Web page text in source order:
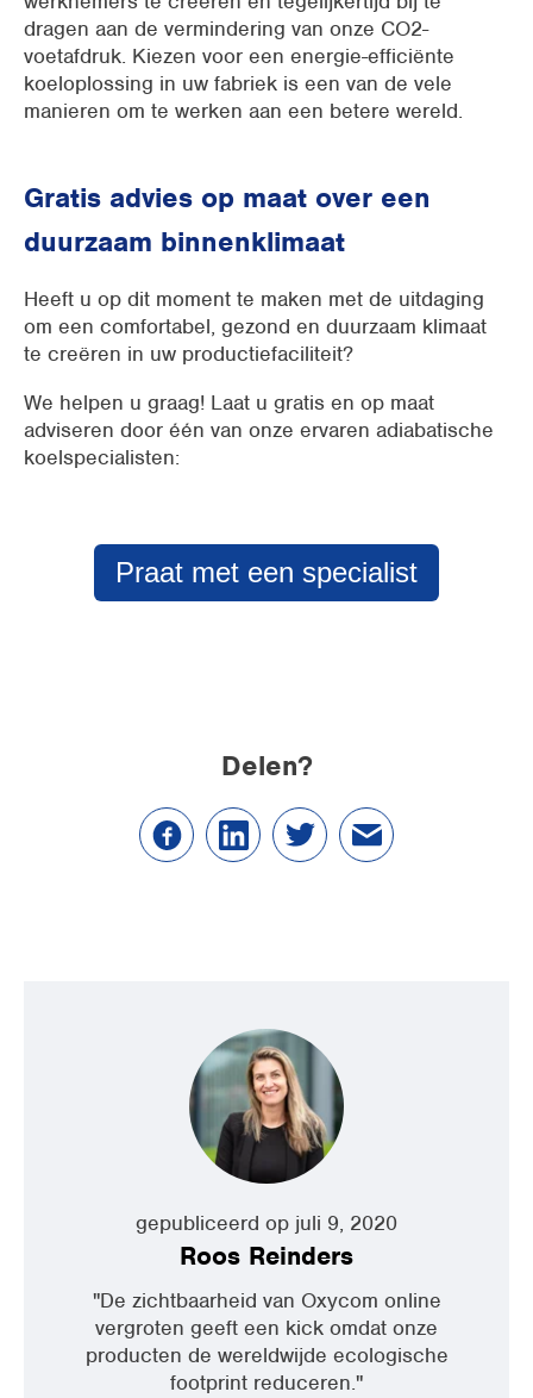
dragen aan de vermindering van onze CO2-
voetafdruk. Kiezen voor een energie-efficiënte
koeloplossing in uw fabriek is een van de vele
manieren om te werken aan een betere wereld.
Gratis advies op maat over een
duurzaam binnenklimaat
Heeft u op dit moment te maken met de uitdaging
om een comfortabel, gezond en duurzaam klimaat
te creëren in uw productiefaciliteit?
We helpen u graag! Laat u gratis en op maat
adviseren door één van onze ervaren adiabatische
koelspecialisten:
Praat met een specialist
Delen?
gepubliceerd op juli 9, 2020
Roos Reinders
"De zichtbaarheid van Oxycom online
vergroten geeft een kick omdat onze
producten de wereldwijde ecologische
footprint reduceren."